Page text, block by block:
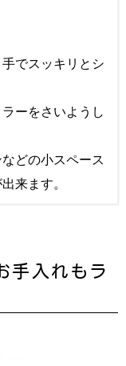
でスッキリとシ
ーをさいようし
どの小スペース
来ます。
手入れもラ